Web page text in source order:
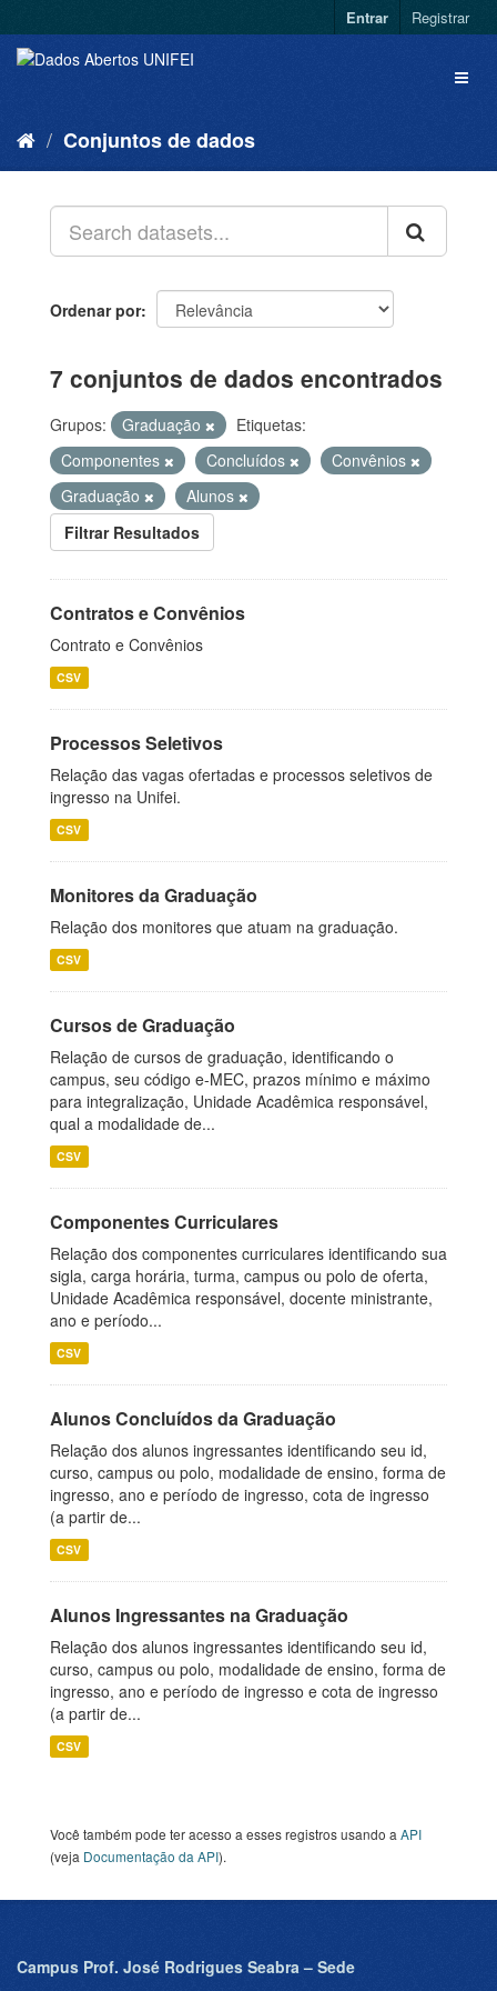
Entrar Registrar
Conjuntos de dados
Ordenar por
7 conjuntos de dados encontrados
Grupos: Graduação
Etiquetas:
Componentes
Concluídos
Convênios
Graduação
Alunos
Filtrar Resultados
Contratos e Convênios
Contrato e Convênios
CSV
Processos Seletivos
Relação das vagas ofertadas e processos seletivos de
ingresso na Unifei.
CSV
Monitores da Graduação
Relação dos monitores que atuam na graduação.
CSV
Cursos de Graduação
Relação de cursos de graduação, identificando o
campus, seu código e-MEC, prazos mínimo e máximo
para integralização, Unidade Acadêmica responsável,
qual a modalidade de...
CSV
Componentes Curriculares
Relação dos componentes curriculares identificando sua
sigla, carga horária, turma, campus ou polo de oferta,
Unidade Acadêmica responsável, docente ministrante,
ano e período...
CSV
Alunos Concluídos da Graduação
Relação dos alunos ingressantes identificando seu id,
curso, campus ou polo, modalidade de ensino, forma de
ingresso, ano e período de ingresso, cota de ingresso
(a partir de...
CSV
Alunos Ingressantes na Graduação
Relação dos alunos ingressantes identificando seu id,
curso, campus ou polo, modalidade de ensino, forma de
ingresso, ano e período de ingresso e cota de ingresso
(a partir de...
CSV
Você também pode ter acesso a esses registros usando a API
(veja Documentação da API).
Campus Prof. José Rodrigues Seabra – Sede